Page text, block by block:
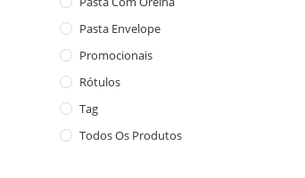
Pasta Envelope
Promocionais
Rótulos
Tag
Todos Os Produtos